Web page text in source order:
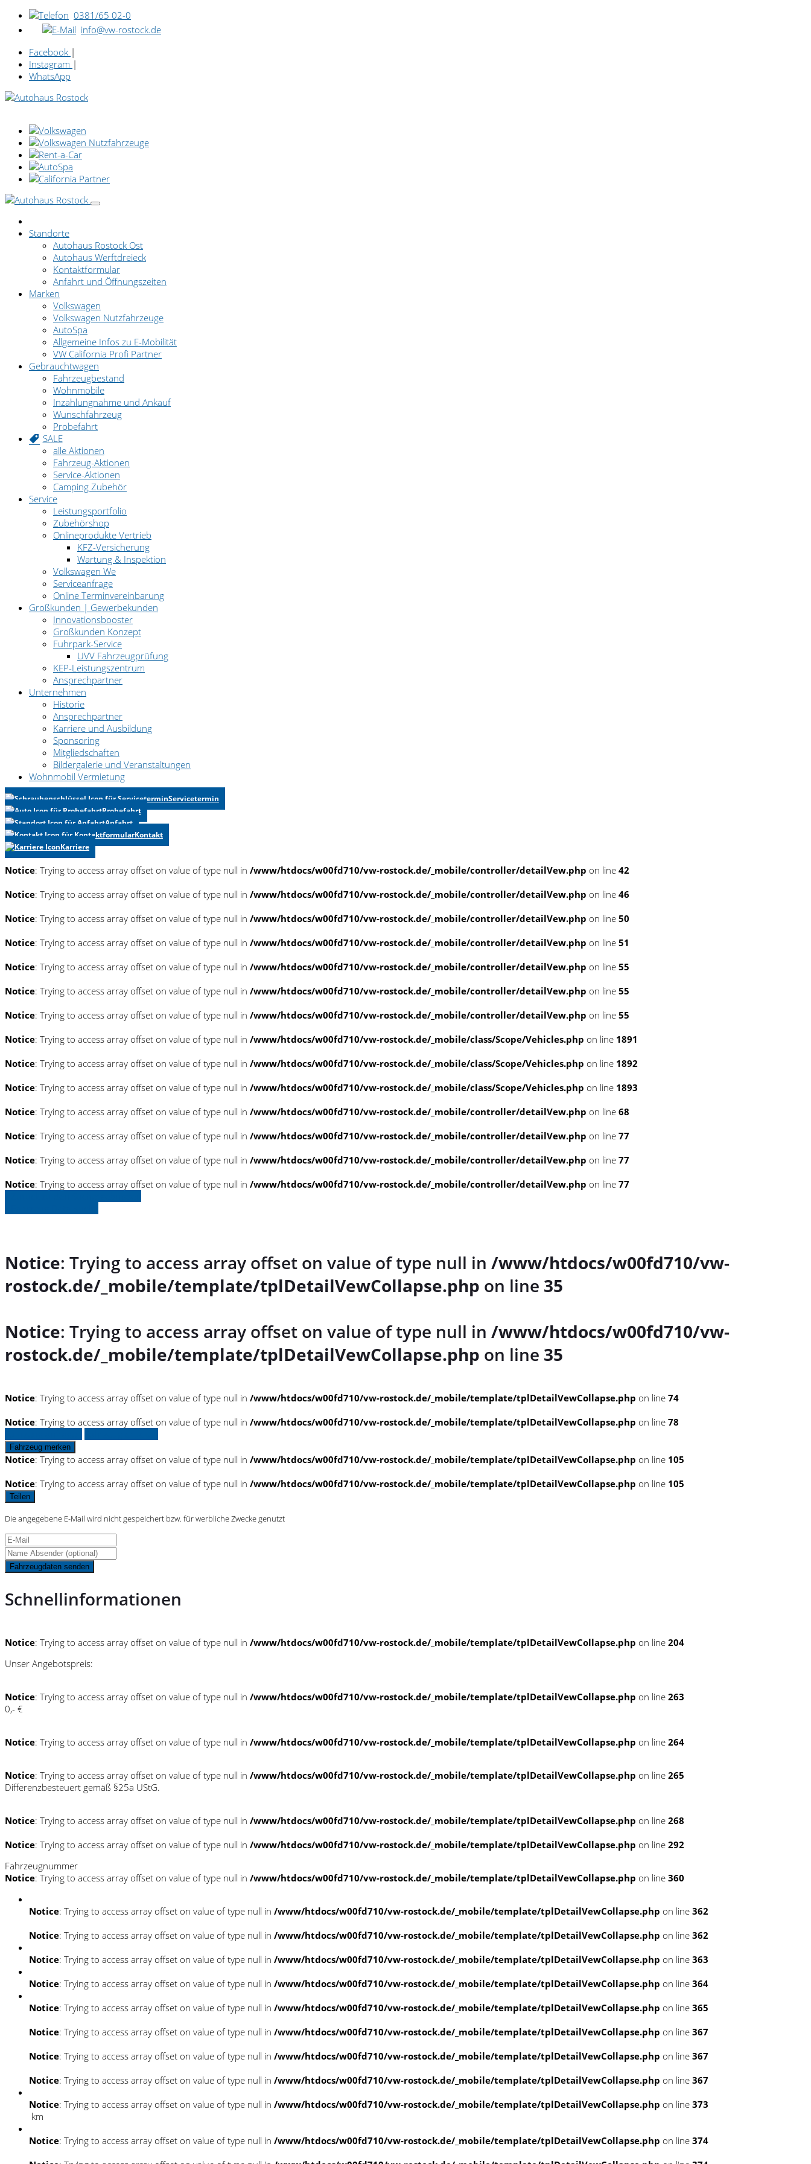
0381/65 02-0
info@vw-rostock.de
Facebook |
Instagram |
WhatsApp
Standorte
Autohaus Rostock Ost
Autohaus Werftdreieck
Kontaktformular
Anfahrt und Öffnungszeiten
Marken
Volkswagen
Volkswagen Nutzfahrzeuge
AutoSpa
Allgemeine Infos zu E-Mobilität
VW California Profi Partner
Gebrauchtwagen
Fahrzeugbestand
Wohnmobile
Inzahlungnahme und Ankauf
Wunschfahrzeug
Probefahrt
SALE
alle Aktionen
Fahrzeug-Aktionen
Service-Aktionen
Camping Zubehör
Service
Leistungsportfolio
Zubehörshop
Onlineprodukte Vertrieb
KFZ-Versicherung
Wartung & Inspektion
Volkswagen We
Serviceanfrage
Online Terminvereinbarung
Großkunden | Gewerbekunden
Innovationsbooster
Großkunden Konzept
Fuhrpark-Service
UVV Fahrzeugprüfung
KEP-Leistungszentrum
Ansprechpartner
Unternehmen
Historie
Ansprechpartner
Karriere und Ausbildung
Sponsoring
Mitgliedschaften
Bildergalerie und Veranstaltungen
Wohnmobil Vermietung
Servicetermin
Probefahrt
Anfahrt
Kontakt
Karriere
Notice: Trying to access array offset on value of type null in /www/htdocs/w00fd710/vw-rostock.de/_mobile/controller/detailVew.php on line 42
Notice: Trying to access array offset on value of type null in /www/htdocs/w00fd710/vw-rostock.de/_mobile/controller/detailVew.php on line 46
Notice: Trying to access array offset on value of type null in /www/htdocs/w00fd710/vw-rostock.de/_mobile/controller/detailVew.php on line 50
Notice: Trying to access array offset on value of type null in /www/htdocs/w00fd710/vw-rostock.de/_mobile/controller/detailVew.php on line 51
Notice: Trying to access array offset on value of type null in /www/htdocs/w00fd710/vw-rostock.de/_mobile/controller/detailVew.php on line 55
Notice: Trying to access array offset on value of type null in /www/htdocs/w00fd710/vw-rostock.de/_mobile/controller/detailVew.php on line 55
Notice: Trying to access array offset on value of type null in /www/htdocs/w00fd710/vw-rostock.de/_mobile/controller/detailVew.php on line 55
Notice: Trying to access array offset on value of type null in /www/htdocs/w00fd710/vw-rostock.de/_mobile/class/Scope/Vehicles.php on line 1891
Notice: Trying to access array offset on value of type null in /www/htdocs/w00fd710/vw-rostock.de/_mobile/class/Scope/Vehicles.php on line 1892
Notice: Trying to access array offset on value of type null in /www/htdocs/w00fd710/vw-rostock.de/_mobile/class/Scope/Vehicles.php on line 1893
Notice: Trying to access array offset on value of type null in /www/htdocs/w00fd710/vw-rostock.de/_mobile/controller/detailVew.php on line 68
Notice: Trying to access array offset on value of type null in /www/htdocs/w00fd710/vw-rostock.de/_mobile/controller/detailVew.php on line 77
Notice: Trying to access array offset on value of type null in /www/htdocs/w00fd710/vw-rostock.de/_mobile/controller/detailVew.php on line 77
Notice: Trying to access array offset on value of type null in /www/htdocs/w00fd710/vw-rostock.de/_mobile/controller/detailVew.php on line 77
Notice: Trying to access array offset on value of type null in /www/htdocs/w00fd710/vw-
rostock.de/_mobile/template/tplDetailVewCollapse.php on line 35
Notice: Trying to access array offset on value of type null in /www/htdocs/w00fd710/vw-
rostock.de/_mobile/template/tplDetailVewCollapse.php on line 35
Notice: Trying to access array offset on value of type null in /www/htdocs/w00fd710/vw-rostock.de/_mobile/template/tplDetailVewCollapse.php on line 74
Notice: Trying to access array offset on value of type null in /www/htdocs/w00fd710/vw-rostock.de/_mobile/template/tplDetailVewCollapse.php on line 78
Fahrzeug merken
Notice: Trying to access array offset on value of type null in /www/htdocs/w00fd710/vw-rostock.de/_mobile/template/tplDetailVewCollapse.php on line 105
Notice: Trying to access array offset on value of type null in /www/htdocs/w00fd710/vw-rostock.de/_mobile/template/tplDetailVewCollapse.php on line 105
Teilen
Die angegebene E-Mail wird nicht gespeichert bzw. für werbliche Zwecke genutzt
Fahrzeugdaten senden
Schnellinformationen
Notice: Trying to access array offset on value of type null in /www/htdocs/w00fd710/vw-rostock.de/_mobile/template/tplDetailVewCollapse.php on line 204
Unser Angebotspreis:
Notice: Trying to access array offset on value of type null in /www/htdocs/w00fd710/vw-rostock.de/_mobile/template/tplDetailVewCollapse.php on line 263
0,- €
Notice: Trying to access array offset on value of type null in /www/htdocs/w00fd710/vw-rostock.de/_mobile/template/tplDetailVewCollapse.php on line 264
Notice: Trying to access array offset on value of type null in /www/htdocs/w00fd710/vw-rostock.de/_mobile/template/tplDetailVewCollapse.php on line 265
Differenzbesteuert gemäß §25a UStG.
Notice: Trying to access array offset on value of type null in /www/htdocs/w00fd710/vw-rostock.de/_mobile/template/tplDetailVewCollapse.php on line 268
Notice: Trying to access array offset on value of type null in /www/htdocs/w00fd710/vw-rostock.de/_mobile/template/tplDetailVewCollapse.php on line 292
Fahrzeugnummer
Notice: Trying to access array offset on value of type null in /www/htdocs/w00fd710/vw-rostock.de/_mobile/template/tplDetailVewCollapse.php on line 360
Notice: Trying to access array offset on value of type null in /www/htdocs/w00fd710/vw-rostock.de/_mobile/template/tplDetailVewCollapse.php on line 362
Notice: Trying to access array offset on value of type null in /www/htdocs/w00fd710/vw-rostock.de/_mobile/template/tplDetailVewCollapse.php on line 362
Notice: Trying to access array offset on value of type null in /www/htdocs/w00fd710/vw-rostock.de/_mobile/template/tplDetailVewCollapse.php on line 363
Notice: Trying to access array offset on value of type null in /www/htdocs/w00fd710/vw-rostock.de/_mobile/template/tplDetailVewCollapse.php on line 364
Notice: Trying to access array offset on value of type null in /www/htdocs/w00fd710/vw-rostock.de/_mobile/template/tplDetailVewCollapse.php on line 365
Notice: Trying to access array offset on value of type null in /www/htdocs/w00fd710/vw-rostock.de/_mobile/template/tplDetailVewCollapse.php on line 367
Notice: Trying to access array offset on value of type null in /www/htdocs/w00fd710/vw-rostock.de/_mobile/template/tplDetailVewCollapse.php on line 367
Notice: Trying to access array offset on value of type null in /www/htdocs/w00fd710/vw-rostock.de/_mobile/template/tplDetailVewCollapse.php on line 367
Notice: Trying to access array offset on value of type null in /www/htdocs/w00fd710/vw-rostock.de/_mobile/template/tplDetailVewCollapse.php on line 373
km
Notice: Trying to access array offset on value of type null in /www/htdocs/w00fd710/vw-rostock.de/_mobile/template/tplDetailVewCollapse.php on line 374